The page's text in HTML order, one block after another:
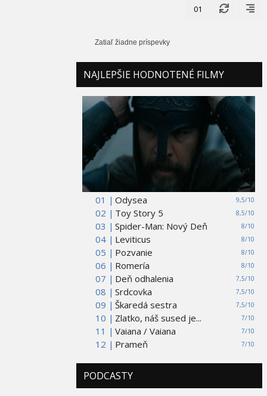
01
Zatiaľ žiadne príspevky
NAJLEPŠIE HODNOTENÉ FILMY
01 | 9,5/10
Odysea
02 |
8,5/10
Toy Story 5
03 |
8/10
Spider-Man: Nový Deň
04 |
8/10
Leviticus
05 |
8/10
Pozvanie
06 |
8/10
Romería
07 |
7,5/10
Deň odhalenia
08 |
7,5/10
Srdcovka
09 |
7,5/10
Škaredá sestra
10 |
7/10
Zlatko, náš sused je...
11 |
7/10
Vaiana / Vaiana
12 |
7/10
Prameň
PODCASTY